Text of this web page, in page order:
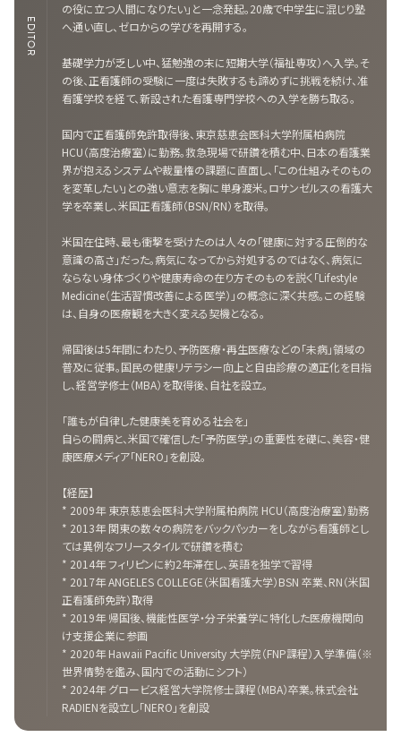
EDITOR
の役に立つ人間になりたい」と一念発起。20歳で中学生に混じり塾
へ通い直し、ゼロからの学びを再開する。
基礎学力が乏しい中、猛勉強の末に短期大学（福祉専攻）へ入学。そ
の後、正看護師の受験に一度は失敗するも諦めずに挑戦を続け、准
看護学校を経て、新設された看護専門学校への入学を勝ち取る。
国内で正看護師免許取得後、東京慈恵会医科大学附属柏病院
HCU（高度治療室）に勤務。救急現場で研鑽を積む中、日本の看護業
界が抱えるシステムや裁量権の課題に直面し、「この仕組みそのもの
を変革したい」との強い意志を胸に単身渡米。ロサンゼルスの看護大
学を卒業し、米国正看護師（BSN/RN）を取得。
米国在住時、最も衝撃を受けたのは人々の「健康に対する圧倒的な
意識の高さ」だった。病気になってから対処するのではなく、病気に
ならない身体づくりや健康寿命の在り方そのものを説く「Lifestyle
Medicine（生活習慣改善による医学）」の概念に深く共感。この経験
は、自身の医療観を大きく変える契機となる。
帰国後は5年間にわたり、予防医療・再生医療などの「未病」領域の
普及に従事。国民の健康リテラシー向上と自由診療の適正化を目指
し、経営学修士（MBA）を取得後、自社を設立。
「誰もが自律した健康美を育める社会を」
自らの闘病と、米国で確信した「予防医学」の重要性を礎に、美容・健
康医療メディア「NERO」を創設。
【経歴】
* 2009年 東京慈恵会医科大学附属柏病院 HCU（高度治療室）勤務
* 2013年 関東の数々の病院をバックパッカーをしながら看護師とし
ては異例なフリースタイルで研鑽を積む
* 2014年 フィリピンに約2年滞在し、英語を独学で習得
* 2017年 ANGELES COLLEGE（米国看護大学）BSN 卒業、RN（米国
正看護師免許）取得
* 2019年 帰国後、機能性医学・分子栄養学に特化した医療機関向
け支援企業に参画
* 2020年 Hawaii Pacific University 大学院（FNP課程）入学準備（※
世界情勢を鑑み、国内での活動にシフト）
* 2024年 グロービス経営大学院修士課程（MBA）卒業。株式会社
RADIENを設立し「NERO」を創設